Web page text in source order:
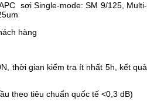
sợi Single-mode: SM 9/125, Multi-
hàng
thời gian kiểm tra ít nhất 5h, kết quả
theo tiêu chuẩn quốc tế <0,3 dB)